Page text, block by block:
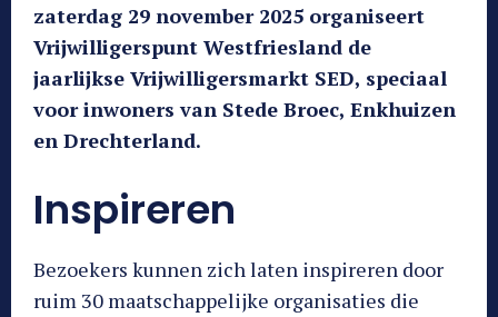
zaterdag 29 november 2025 organiseert
Vrijwilligerspunt Westfriesland de
jaarlijkse Vrijwilligersmarkt SED, speciaal
voor inwoners van Stede Broec, Enkhuizen
en Drechterland.
Inspireren
Bezoekers kunnen zich laten inspireren door
ruim 30 maatschappelijke organisaties die